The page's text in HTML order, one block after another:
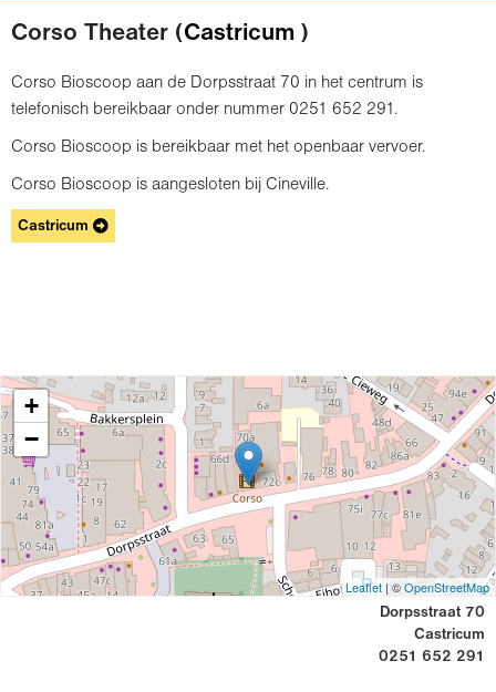
Corso Theater (Castricum )
Corso Bioscoop aan de Dorpsstraat 70 in het centrum is
telefonisch bereikbaar onder nummer 0251 652 291.
Corso Bioscoop is bereikbaar met het openbaar vervoer.
Corso Bioscoop is aangesloten bij Cineville.
Castricum
+
−
Leaflet | ©OpenStreetMap
Dorpsstraat 70
Castricum
0251 652 291